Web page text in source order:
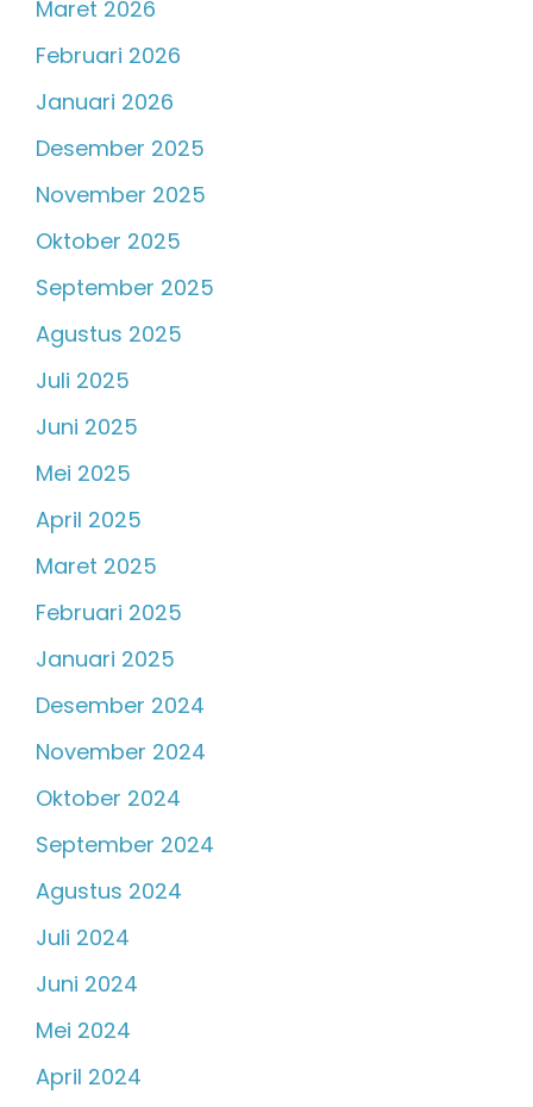
Maret 2026
Februari 2026
Januari 2026
Desember 2025
November 2025
Oktober 2025
September 2025
Agustus 2025
Juli 2025
Juni 2025
Mei 2025
April 2025
Maret 2025
Februari 2025
Januari 2025
Desember 2024
November 2024
Oktober 2024
September 2024
Agustus 2024
Juli 2024
Juni 2024
Mei 2024
April 2024